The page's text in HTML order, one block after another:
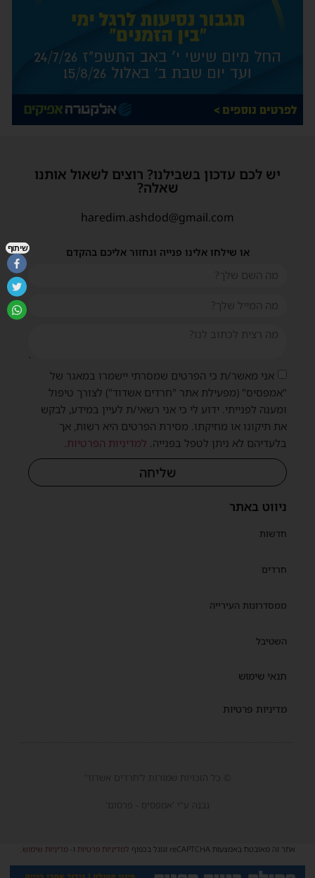
ניווט באתר
חדשות
חרדים
ממסדרונות העירייה
השטיבל
תנאי שימוש
מדיניות פרטיות
יש לכם עדכון בשבילנו? רוצים לשאול אותנו
שאלה?
haredim.ashdod@gmail.com
או שילחו אלינו פנייה ונחזור אליכם בהקדם
אני מאשר/ת כי הפרטים שמסרתי יישמרו במאגר של
"אמפסיס" (מפעילת אתר "חרדים אשדוד") לצורך טיפול
ומענה לפנייתי. ידוע לי כי אני רשאי/ת לעיין במידע, לבקש
את תיקונו או מחיקתו. מסירת הפרטים היא רשות, אך
בלעדיהם לא ניתן לטפל בפנייה. למדיניות הפרטיות.
שליחה
© כל הזכויות שמורות ל'חרדים אשדוד'
נבנה ע"י 'אמפסיס - פרסום'
אתר זה מאובטח באמצעות reCAPTCHA וגוגל בכפוף למדיניות פרטיות ו-מדיניות שימוש.
שיתוף